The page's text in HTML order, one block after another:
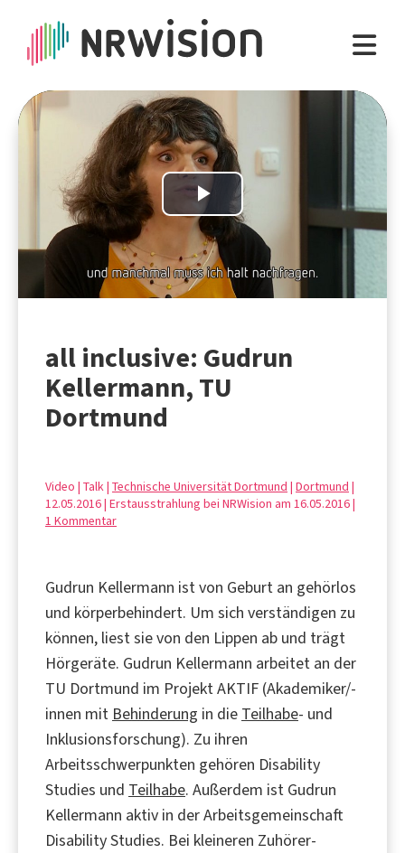
Play
Video
all inclusive: Gudrun
Kellermann, TU
Dortmund
Video | Talk | Technische Universität Dortmund | Dortmund |
12.05.2016 | Erstausstrahlung bei NRWision am 16.05.2016 |
1 Kommentar
Gudrun Kellermann ist von Geburt an gehörlos
und körperbehindert. Um sich verständigen zu
können, liest sie von den Lippen ab und trägt
Hörgeräte. Gudrun Kellermann arbeitet an der
TU Dortmund im Projekt AKTIF (Akademiker/-
innen mit Behinderung in die Teilhabe- und
Inklusionsforschung). Zu ihren
Arbeitsschwerpunkten gehören Disability
Studies und Teilhabe. Außerdem ist Gudrun
Kellermann aktiv in der Arbeitsgemeinschaft
Disability Studies. Bei kleineren Zuhörer-